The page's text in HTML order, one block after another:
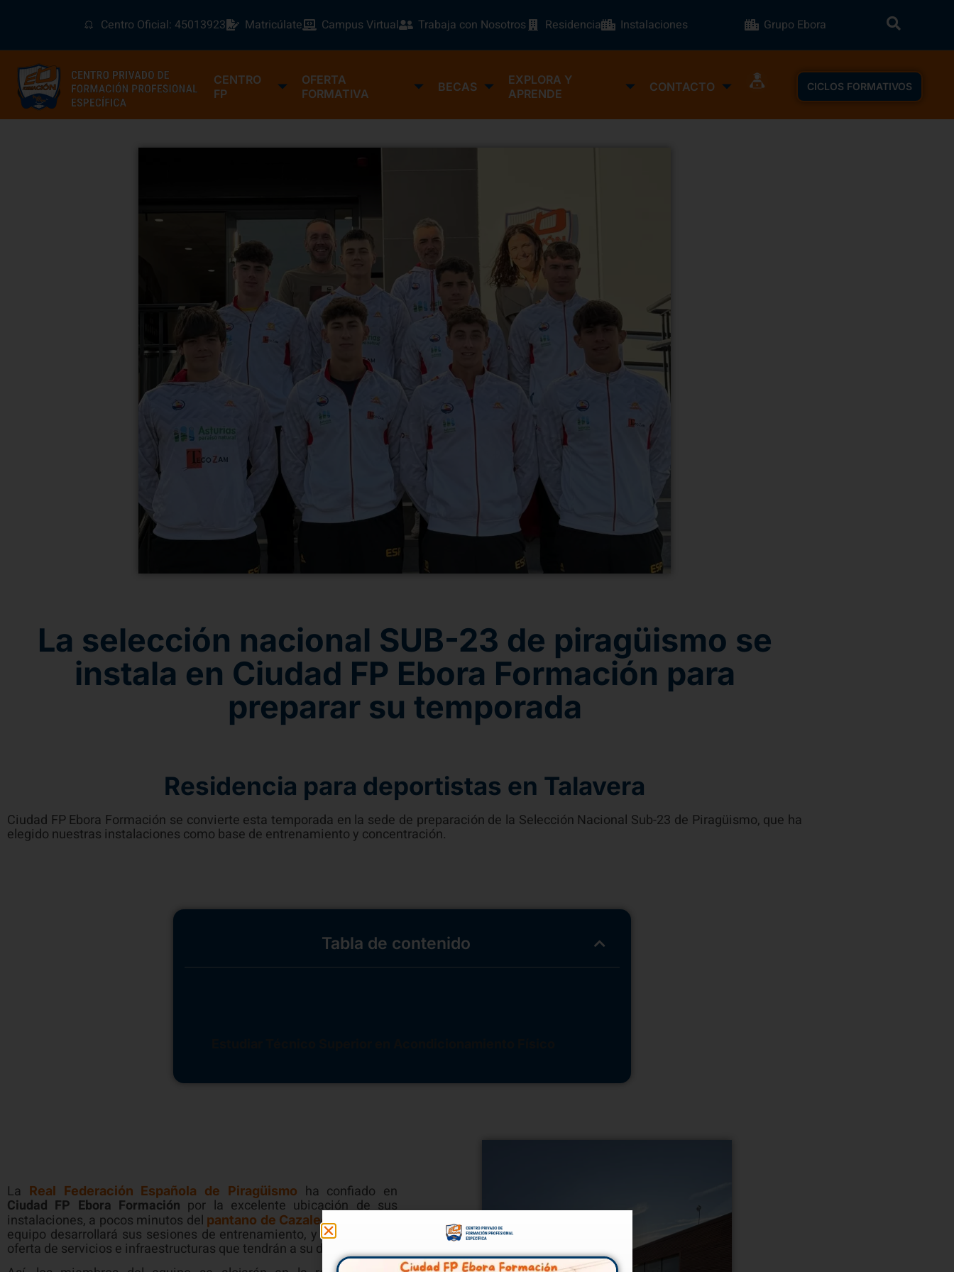
Centro Oficial: 45013923 Matricúlate Campus Virtual Trabaja con Nosotros Residencia Instalaciones Grupo Ebora
CENTRO
FP
OFERTA
FORMATIVA
BECAS
EXPLORA Y
APRENDE
CONTACTO CICLOS FORMATIVOS
La selección nacional SUB-23 de piragüismo se
instala en Ciudad FP Ebora Formación para
preparar su temporada
Residencia para deportistas en Talavera
Ciudad FP Ebora Formación se convierte esta temporada en la sede de preparación de la Selección Nacional Sub-23 de Piragüismo, que ha
elegido nuestras instalaciones como base de entrenamiento y concentración.
Tabla de contenido
La Real Federación Española de Piragüismo ha confiado en
Ciudad FP Ebora Formación por la excelente ubicación de sus
instalaciones, a pocos minutos del pantano de Cazalegas
equipo desarrollará sus sesiones de entrenamiento, y por la amplia
oferta de servicios e infraestructuras que tendrán a su disposición.